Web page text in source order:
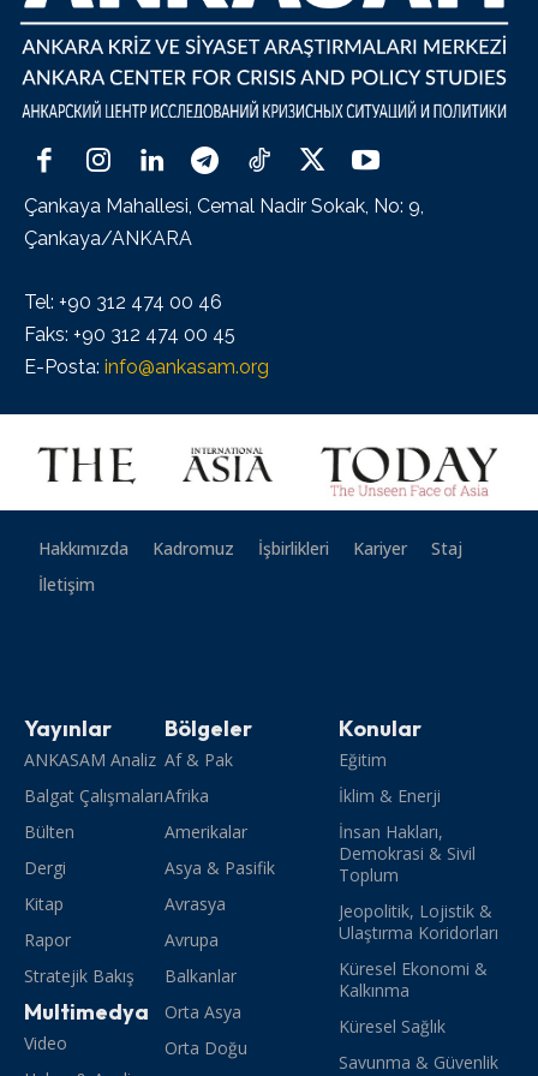
Çankaya Mahallesi, Cemal Nadir Sokak, No: 9,
Çankaya/ANKARA
Tel: +90 312 474 00 46
Faks: +90 312 474 00 45
E-Posta: info@ankasam.org
Hakkımızda Kadromuz İşbirlikleri Kariyer
Staj
İletişim
Yayınlar
ANKASAM Analiz
Balgat Çalışmaları
Bülten
Dergi
Kitap
Rapor
Stratejik Bakış
Multimedya
Video
Bölgeler
Af & Pak
Afrika
Amerikalar
Asya & Pasifik
Avrasya
Avrupa
Balkanlar
Orta Asya
Orta Doğu
Konular
Eğitim
İklim & Enerji
İnsan Hakları,
Demokrasi & Sivil
Toplum
Jeopolitik, Lojistik &
Ulaştırma Koridorları
Küresel Ekonomi &
Kalkınma
Küresel Sağlık
Savunma & Güvenlik